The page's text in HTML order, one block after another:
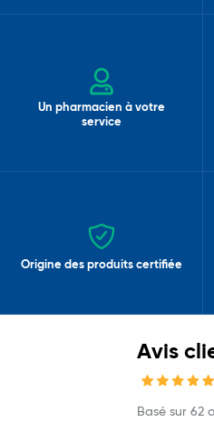
Un pharmacien à votre
service
Origine des produits certifiée
Avis
Basé sur 62